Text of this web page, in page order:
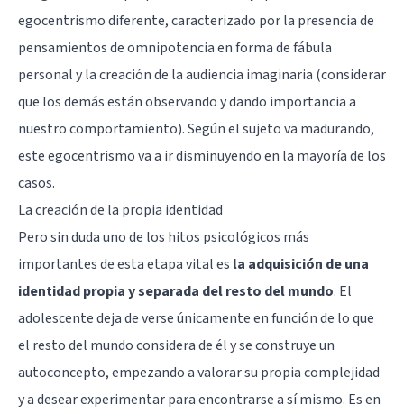
egocentrismo diferente, caracterizado por la presencia de
pensamientos de omnipotencia en forma de fábula
personal y la creación de la audiencia imaginaria (considerar
que los demás están observando y dando importancia a
nuestro comportamiento). Según el sujeto va madurando,
este egocentrismo va a ir disminuyendo en la mayoría de los
casos.
La creación de la propia identidad
Pero sin duda uno de los hitos psicológicos más
importantes de esta etapa vital es la adquisición de una
identidad propia y separada del resto del mundo. El
adolescente deja de verse únicamente en función de lo que
el resto del mundo considera de él y se construye un
autoconcepto, empezando a valorar su propia complejidad
y a desear experimentar para encontrarse a sí mismo. Es en